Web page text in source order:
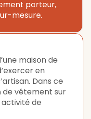
porteur,
mesure.
maison de
en
Dans ce
de vêtement sur
activité de